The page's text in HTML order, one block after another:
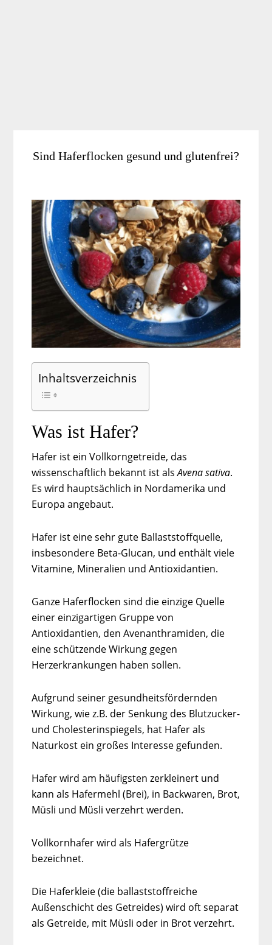
Sind Haferflocken gesund und glutenfrei?
Inhaltsverzeichnis
Was ist Hafer?
Hafer ist ein Vollkorngetreide, das
wissenschaftlich bekannt ist alsAvena sativa.
Es wird hauptsächlich in Nordamerika und
Europa angebaut.
Hafer ist eine sehr gute Ballaststoffquelle,
insbesondere Beta-Glucan, und enthält viele
Vitamine, Mineralien und Antioxidantien.
Ganze Haferflocken sind die einzige Quelle
einer einzigartigen Gruppe von
Antioxidantien, den Avenanthramiden, die
eine schützende Wirkung gegen
Herzerkrankungen haben sollen.
Aufgrund seiner gesundheitsfördernden
Wirkung, wie z.B. der Senkung des Blutzucker-
und Cholesterinspiegels, hat Hafer als
Naturkost ein großes Interesse gefunden.
Hafer wird am häufigsten zerkleinert und
kann als Hafermehl (Brei), in Backwaren, Brot,
Müsli und Müsli verzehrt werden.
Vollkornhafer wird als Hafergrütze
bezeichnet.
Die Haferkleie (die ballaststoffreiche
Außenschicht des Getreides) wird oft separat
als Getreide, mit Müsli oder in Brot verzehrt.